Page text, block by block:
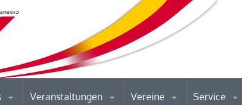
Veranstaltungen Vereine Service